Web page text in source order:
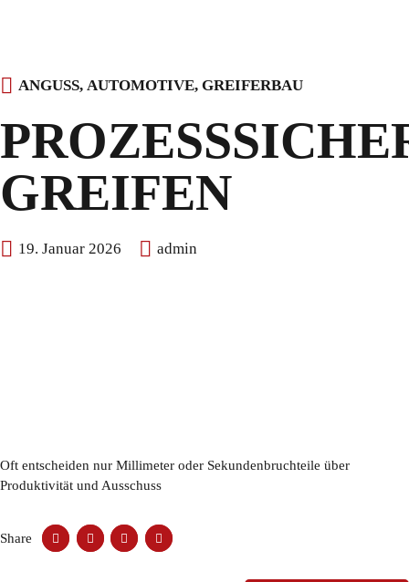
ANGUSS, AUTOMOTIVE, GREIFERBAU
GREIFEN
19. Januar 2026 admin
Oft entscheiden nur Millimeter oder Sekundenbruchteile über
Produktivität und Ausschuss
Share